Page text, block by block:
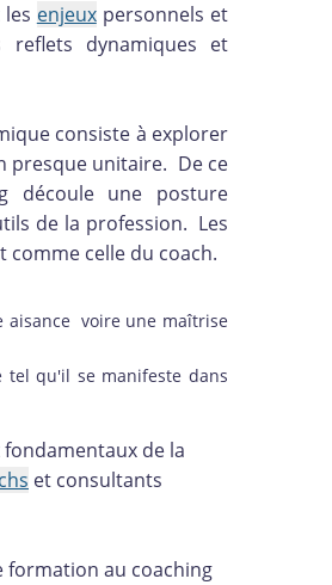
enjeuxpersonnels et
reflets dynamiques et
consiste à explorer
presque unitaire. De ce
découle une posture
de la profession. Les
celle du coach.
aisance voire une maîtrise
qu'il se manifeste dans
de la
et consultants
formation au coaching